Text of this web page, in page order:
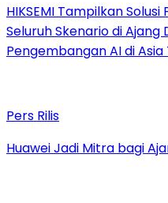
HIKSEMI Tampilkan
Seluruh Skenario di Ajang
Pengembangan AI di
Pers Rilis
Huawei Jadi Mitra bagi